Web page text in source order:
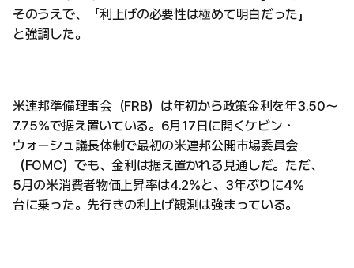
そのうえで、「利上げの必要性は極めて明白だった」
と強調した。
米連邦準備理事会（FRB）は年初から政策金利を年3.50〜
7.75%で据え置いている。6月17日に開くケビン・
ウォーシュ議長体制で最初の米連邦公開市場委員会
（FOMC）でも、金利は据え置かれる見通しだ。ただ、
5月の米消費者物価上昇率は4.2%と、3年ぶりに4%
台に乗った。先行きの利上げ観測は強まっている。